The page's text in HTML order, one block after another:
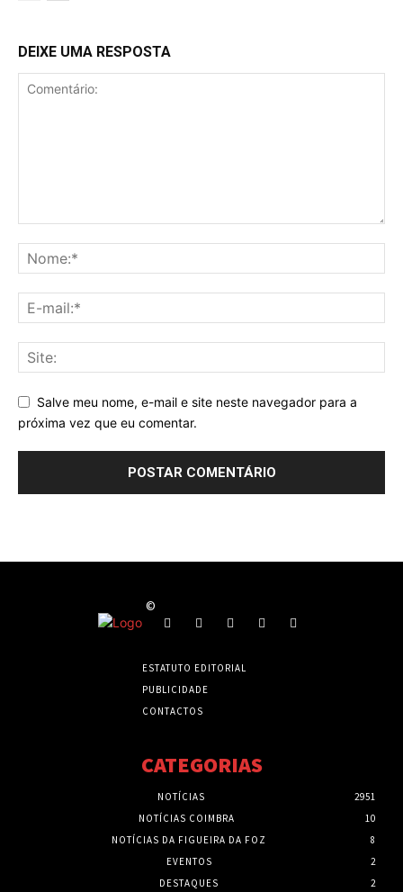
DEIXE UMA RESPOSTA
Salve meu nome, e-mail e site neste navegador para a
próxima vez que eu comentar.
©
ESTATUTO EDITORIAL
PUBLICIDADE
CONTACTOS
CATEGORIAS
NOTÍCIAS
2951
NOTÍCIAS COIMBRA
10
NOTÍCIAS DA FIGUEIRA DA FOZ
8
EVENTOS
2
DESTAQUES
2